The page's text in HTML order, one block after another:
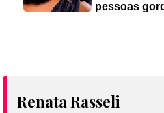
pessoas
Renata Rasseli